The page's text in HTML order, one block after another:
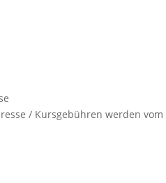
/ Kursgebühren werden vom